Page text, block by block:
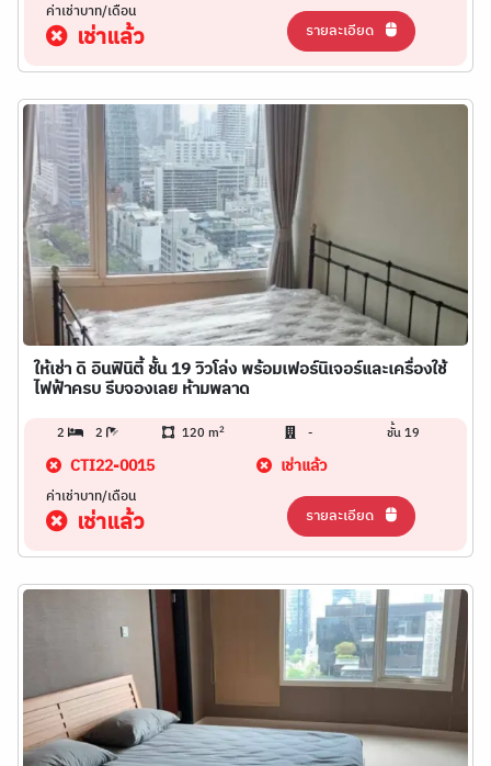
ค่าเช่าบาท/เดือน
เช่าแล้ว รายละเอียด
ให้เช่า ดิ อินฟินิตี้ ชั้น 19 วิวโล่ง พร้อมเฟอร์นิเจอร์และเครื่องใช้
ไฟฟ้าครบ รีบจองเลย ห้ามพลาด
2 2 120 m2 - ชั้น 19
CTI22-0015 เช่าแล้ว
ค่าเช่าบาท/เดือน
เช่าแล้ว รายละเอียด